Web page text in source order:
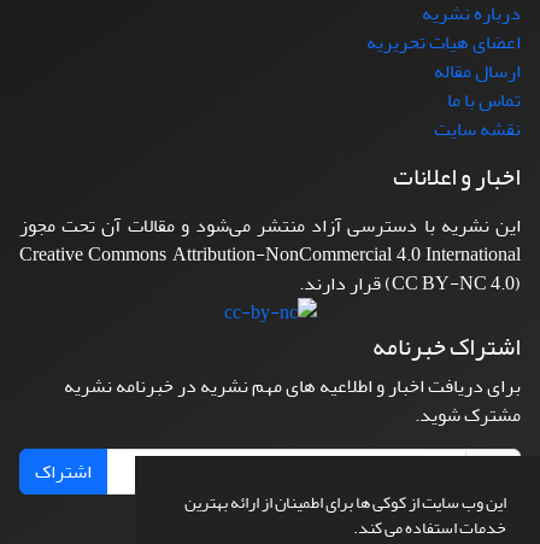
این وب سایت از کوکی ها برای اطمینان از ارائه بهترین
خدمات استفاده می کند.
درباره نشریه
اعضای هیات تحریریه
ارسال مقاله
تماس با ما
نقشه سایت
اخبار و اعلانات
این نشریه با دسترسی آزاد منتشر می‌شود و مقالات آن تحت مجوز
Creative Commons Attribution-NonCommercial 4.0 International
(CC BY-NC 4.0) قرار دارند.
اشتراک خبرنامه
برای دریافت اخبار و اطلاعیه های مهم نشریه در خبرنامه نشریه
مشترک شوید.
اشتراک